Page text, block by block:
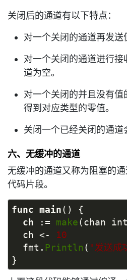
关闭后的通道有以下特点：
对一个关闭的通道再发送
对一个关闭的通道进行
道为空。
对一个关闭的并且没有
得到对应类型的零值。
关闭一个已经关闭的通道
六、无缓冲的通道
无缓冲的通道又称为阻塞的
代码片段。
func main() {
ch
:= make(chan
ch <-
10
fmt. Println ( "发送成
}